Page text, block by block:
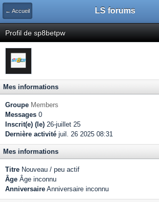
← Accueil LS forums
Profil de sp8betpw
Mes informations
Groupe Members
Messages 0
Inscrit(e) (le) 26-juillet 25
Dernière activité juil. 26 2025 08:31
Mes informations
Titre Nouveau / peu actif
Âge Âge inconnu
Anniversaire Anniversaire inconnu